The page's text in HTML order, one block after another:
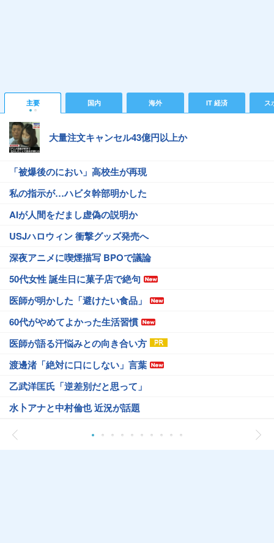
主要 国内 海外 IT 経済 ス
大量注文キャンセル43億円以上か
「被爆後のにおい」高校生が再現
私の指示が…ハビタ幹部明かした
AIが人間をだまし虚偽の説明か
USJハロウィン 衝撃グッズ発売へ
深夜アニメに喫煙描写 BPOで議論
50代女性 誕生日に菓子店で絶句
医師が明かした「避けたい食品」
60代がやめてよかった生活習慣
医師が語る汗悩みとの向き合い方
渡邊渚「絶対に口にしない」言葉
乙武洋匡氏「逆差別だと思って」
水卜アナと中村倫也 近況が話題